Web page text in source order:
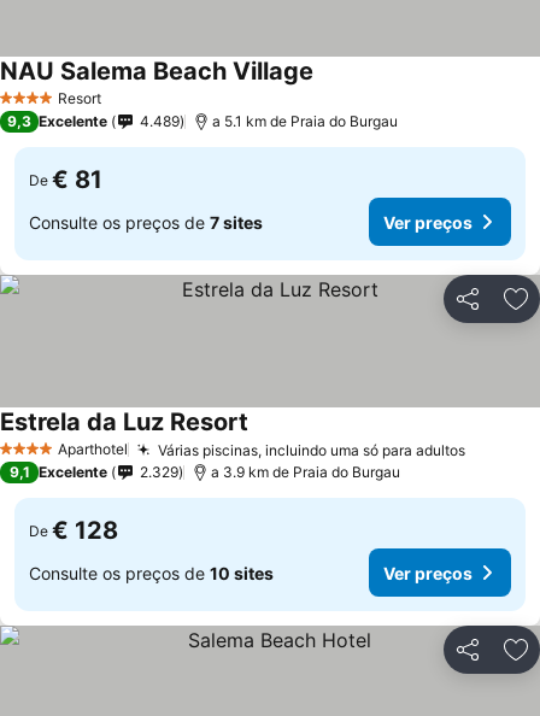
4 EstrelasResort
NAU Salema Beach Village
9,3 Excelente 4.489 a 5.1 km de Praia do Burgau
De € 81
Consulte os preços de 7 sites Ver preços
Partilhar
4 EstrelasAparthotel Várias piscinas, incluindo uma só para adultos
Estrela da Luz Resort
9,1 Excelente 2.329 a 3.9 km de Praia do Burgau
De € 128
Consulte os preços de 10 sites Ver preços
Partilhar